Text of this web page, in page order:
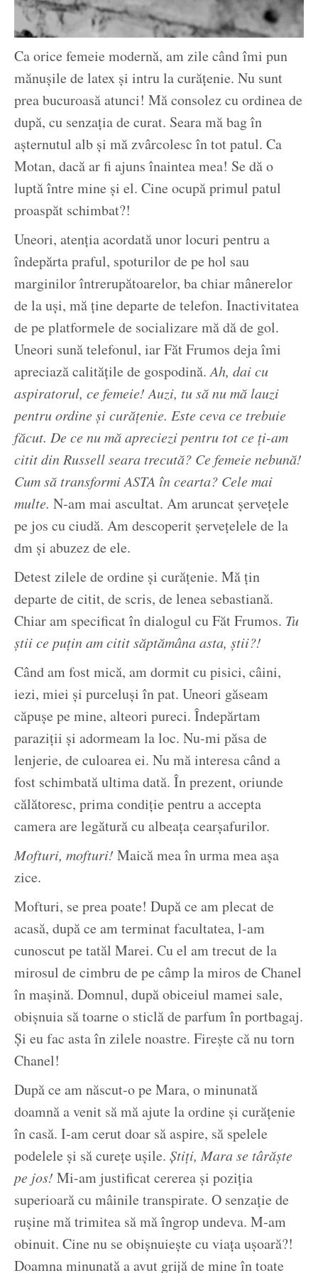
Ca orice femeie modernă, am zile când îmi pun
mănușile de latex și intru la curățenie. Nu sunt
prea bucuroasă atunci! Mă consolez cu ordinea de
după, cu senzația de curat. Seara mă bag în
așternutul alb și mă zvârcolesc în tot patul. Ca
Motan, dacă ar fi ajuns înaintea mea! Se dă o
luptă între mine și el. Cine ocupă primul patul
proaspăt schimbat?!
Uneori, atenția acordată unor locuri pentru a
îndepărta praful, spoturilor de pe hol sau
marginilor întrerupătoarelor, ba chiar mânerelor
de la uși, mă ține departe de telefon. Inactivitatea
de pe platformele de socializare mă dă de gol.
Uneori sună telefonul, iar Făt Frumos deja îmi
apreciază calitățile de gospodină.Ah, dai cu
aspiratorul, ce femeie! Auzi, tu să nu mă lauzi
pentru ordine și curățenie. Este ceva ce trebuie
făcut. De ce nu mă apreciezi pentru tot ce ți-am
citit din Russell seara trecută? Ce femeie nebună!
Cum să transformi ASTA în cearta? Cele mai
multe. N-am mai ascultat. Am aruncat șervețele
pe jos cu ciudă. Am descoperit șervețelele de la
dm și abuzez de ele.
Detest zilele de ordine și curățenie. Mă țin
departe de citit, de scris, de lenea sebastiană.
Chiar am specificat în dialogul cu Făt Frumos. Tu
știi ce puțin am citit săptămâna asta, știi?!
Când am fost mică, am dormit cu pisici, câini,
iezi, miei și purceluși în pat. Uneori găseam
căpușe pe mine, alteori pureci. Îndepărtam
paraziții și adormeam la loc. Nu-mi păsa de
lenjerie, de culoarea ei. Nu mă interesa când a
fost schimbată ultima dată. În prezent, oriunde
călătoresc, prima condiție pentru a accepta
camera are legătură cu albeața cearșafurilor.
Mofturi, mofturi! Maică mea în urma mea așa
zice.
Mofturi, se prea poate! După ce am plecat de
acasă, după ce am terminat facultatea, l-am
cunoscut pe tatăl Marei. Cu el am trecut de la
mirosul de cimbru de pe câmp la miros de Chanel
în mașină. Domnul, după obiceiul mamei sale,
obișnuia să toarne o sticlă de parfum în portbagaj.
Și eu fac asta în zilele noastre. Firește că nu torn
Chanel!
După ce am născut-o pe Mara, o minunată
doamnă a venit să mă ajute la ordine și curățenie
în casă. I-am cerut doar să aspire, să spelele
podelele și să curețe ușile. Știți, Mara se târăște
pe jos! Mi-am justificat cererea și poziția
superioară cu mâinile transpirate. O senzație de
rușine mă trimitea să mă îngrop undeva. M-am
obinuit. Cine nu se obișnuiește cu viața ușoară?!
Doamna minunată a avut grijă de mine în toate